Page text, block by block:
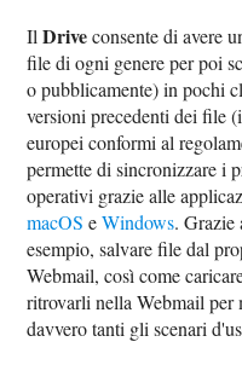
IlDriveconsente di avere
file di ogni genere per poi
o pubblicamente) in pochi
versioni precedenti dei file
europei conformi al
permette di sincronizzare i
operativi grazie alle
macOS eWindows. Grazie
esempio, salvare file dal
Webmail, così come
ritrovarli nella Webmail per
davvero tanti gli scenari